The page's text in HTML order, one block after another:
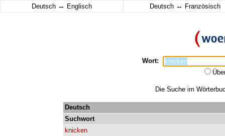
Deutsch ↔ Englisch Deutsch ↔ Französisch
Wort:
Die Suche im
Deutsch
Suchwort
knicken